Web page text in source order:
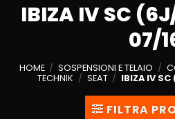
IBIZA IV SC
07/
HOME / SOSPENSIONI E TELAIO /
TECHNIK / SEAT / IBIZA IV
FILTRA